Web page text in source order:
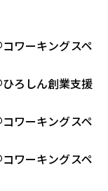
ワーキングスペ
ろしん創業支援
ワーキングスペ
ワーキングスペ